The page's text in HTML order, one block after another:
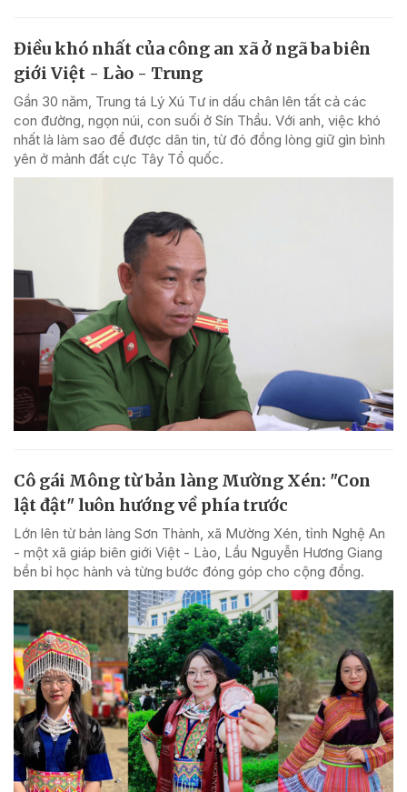
Điều khó nhất của công an xã ở ngã ba biên
giới Việt - Lào - Trung
Gần 30 năm, Trung tá Lý Xú Tư in dấu chân lên tất cả các
con đường, ngọn núi, con suối ở Sín Thầu. Với anh, việc khó
nhất là làm sao để được dân tin, từ đó đồng lòng giữ gìn bình
yên ở mảnh đất cực Tây Tổ quốc.
Cô gái Mông từ bản làng Mường Xén: "Con
lật đật" luôn hướng về phía trước
Lớn lên từ bản làng Sơn Thành, xã Mường Xén, tỉnh Nghệ An
- một xã giáp biên giới Việt - Lào, Lầu Nguyễn Hương Giang
bền bỉ học hành và từng bước đóng góp cho cộng đồng.